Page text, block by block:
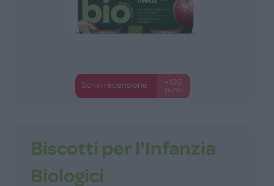
Scrivi recensione
+100
punti
Biscotti per l'Infanzia
Biologici